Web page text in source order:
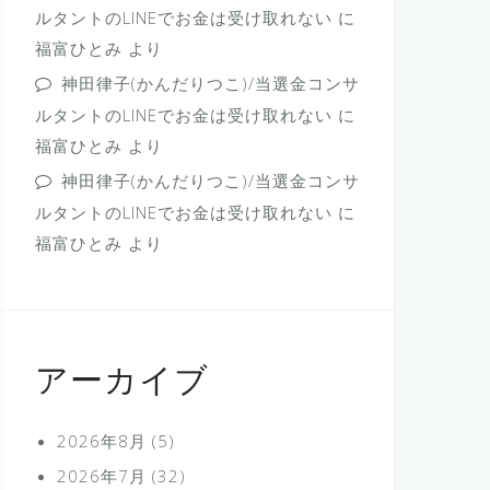
ルタントのLINEでお金は受け取れない に
福富ひとみ より
神田律子(かんだりつこ)/当選金コンサ
ルタントのLINEでお金は受け取れない に
福富ひとみ より
神田律子(かんだりつこ)/当選金コンサ
ルタントのLINEでお金は受け取れない に
福富ひとみ より
アーカイブ
2026年8月 (5)
2026年7月 (32)